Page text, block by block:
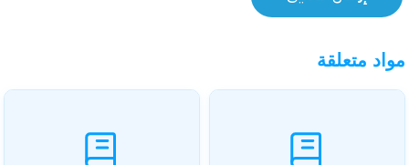
مواد متعلقة